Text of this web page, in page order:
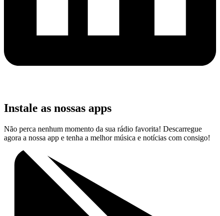
Instale as nossas apps
Não perca nenhum momento da sua rádio favorita! Descarregue
agora a nossa app e tenha a melhor música e notícias com consigo!